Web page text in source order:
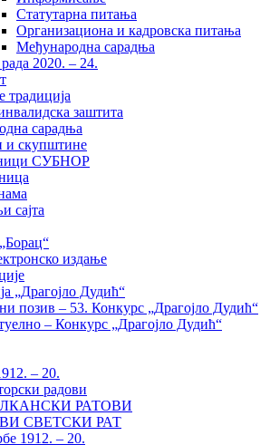
Статутарна питања
Организациона и кадровска питања
Међународна сарадња
2020. – 24.
традиција
заштита
сарадња
и скупштине
СУБНОР
сајта
издање
„Драгојло Дудић“
позив – 53. Конкурс „Драгојло Дудић“
– Конкурс „Драгојло Дудић“
– 20.
радови
РАТОВИ
СВЕТСКИ РАТ
1912. – 20.